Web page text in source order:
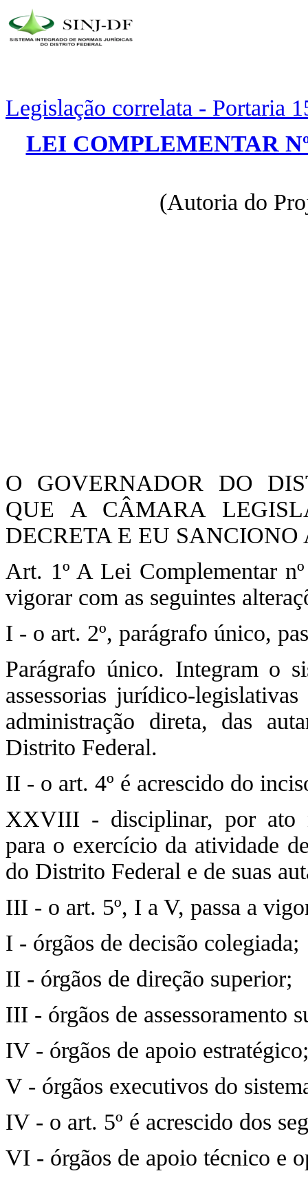
Legislação correlata - Portaria
LEI COMPLEMENTAR
(Autoria do
O GOVERNADOR DO
QUE A CÂMARA
DECRETA E EU
Art. 1º A Lei Complementar
vigorar com as seguintes
I - o art. 2º, parágrafo único,
Parágrafo único. Integram o
assessorias jurídico-
administração direta, das
Distrito Federal.
II - o art. 4º é acrescido do
XXVIII - disciplinar, por ato
para o exercício da atividade
do Distrito Federal e de suas
III - o art. 5º, I a V, passa a
I - órgãos de decisão colegiada;
II - órgãos de direção superior;
III - órgãos de assessoramento
IV - órgãos de apoio estratégico;
V - órgãos executivos do
IV - o art. 5º é acrescido dos
VI - órgãos de apoio técnico e